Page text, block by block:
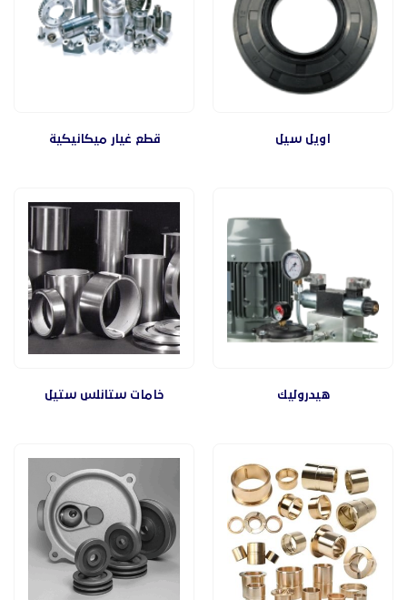
اويل سيل قطع غيار ميكانيكية
هيدروليك خامات ستانلس ستيل